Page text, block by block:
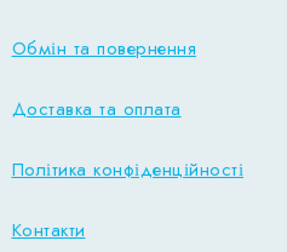
Обмін та повернення
Доставка та оплата
Політика конфіденційності
Контакти